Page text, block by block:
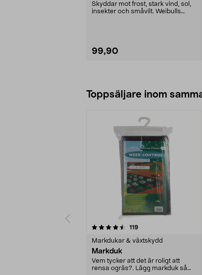
Skyddar mot frost, stark vind, sol,
insekter och småvilt. Weibulls
99,90
Toppsäljare inom
119recensioner
Markdukar & växtskydd
Markduk
Vem tycker att det är roligt att
rensa ogräs?. Lägg markduk så
4.5 av 5 stjärnor